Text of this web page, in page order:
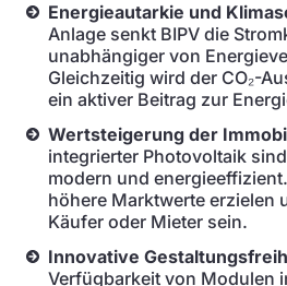
Energieautarkie und
Anlage senkt BIPV die
unabhängiger von
Gleichzeitig wird der CO₂-
ein aktiver Beitrag zur
Wertsteigerung der
integrierter Photovoltaik
modern und
höhere Marktwerte erzielen
Käufer oder Mieter sein.
Innovative
Verfügbarkeit von Modulen